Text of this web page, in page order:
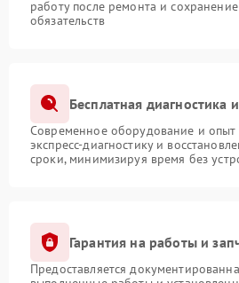
работу после ремонта и
обязательств
Бесплатная диагностика
Современное оборудование и опыт
экспресс-диагностику и
сроки, минимизируя время без
Гарантия на работы и
Предоставляется